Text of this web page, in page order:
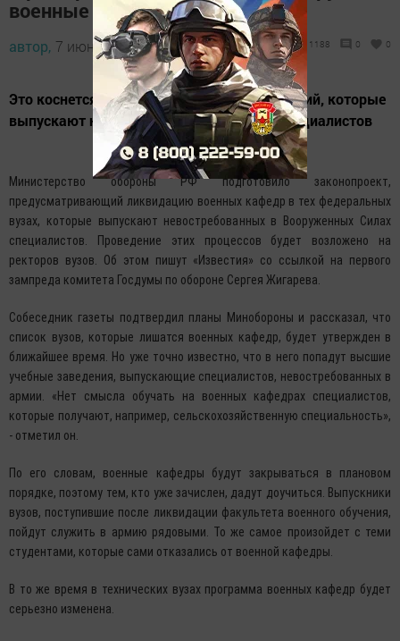
военные кафедры
автор, 7 июня 2016 - 04:28 1188 0 0
Это коснется тех образовательных заведений, которые
выпускают невостребованных в армии специалистов
Министерство обороны РФ подготовило законопроект,
предусматривающий ликвидацию военных кафедр в тех федеральных
вузах, которые выпускают невостребованных в Вооруженных Силах
специалистов. Проведение этих процессов будет возложено на
ректоров вузов. Об этом пишут «Известия» со ссылкой на первого
зампреда комитета Госдумы по обороне Сергея Жигарева.
Собеседник газеты подтвердил планы Минобороны и рассказал, что
список вузов, которые лишатся военных кафедр, будет утвержден в
ближайшее время. Но уже точно известно, что в него попадут высшие
учебные заведения, выпускающие специалистов, невостребованных в
армии. «Нет смысла обучать на военных кафедрах специалистов,
которые получают, например, сельскохозяйственную специальность»,
- отметил он.
По его словам, военные кафедры будут закрываться в плановом
порядке, поэтому тем, кто уже зачислен, дадут доучиться. Выпускники
вузов, поступившие после ликвидации факультета военного обучения,
пойдут служить в армию рядовыми. То же самое произойдет с теми
студентами, которые сами отказались от военной кафедры.
В то же время в технических вузах программа военных кафедр будет
серьезно изменена.